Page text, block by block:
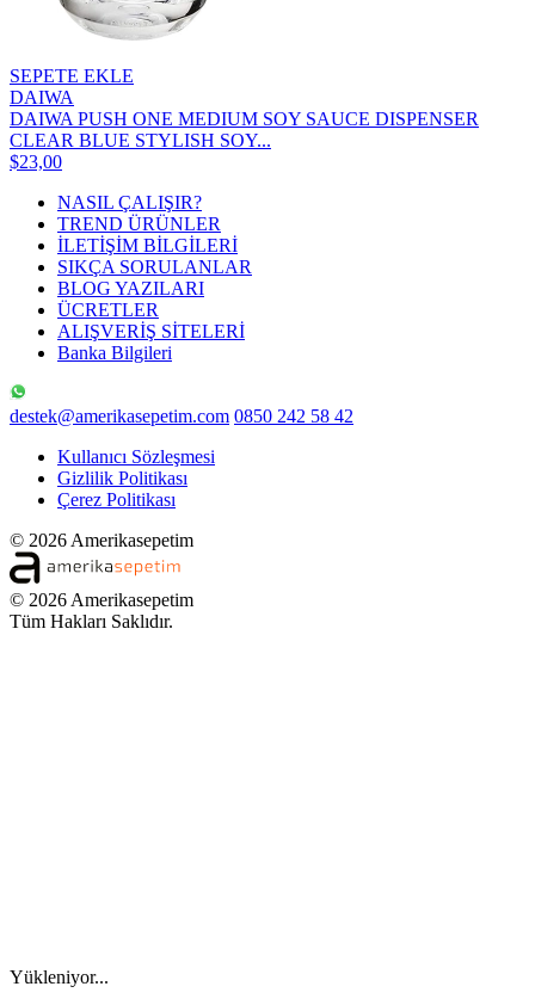
SEPETE EKLE
DAIWA
DAIWA PUSH ONE MEDIUM SOY SAUCE DISPENSER
CLEAR BLUE STYLISH SOY...
$23,00
NASIL ÇALIŞIR?
TREND ÜRÜNLER
İLETİŞİM BİLGİLERİ
SIKÇA SORULANLAR
BLOG YAZILARI
ÜCRETLER
ALIŞVERİŞ SİTELERİ
Banka Bilgileri
destek@amerikasepetim.com 0850 242 58 42
Kullanıcı Sözleşmesi
Gizlilik Politikası
Çerez Politikası
© 2026 Amerikasepetim
© 2026 Amerikasepetim
Tüm Hakları Saklıdır.
Yükleniyor...